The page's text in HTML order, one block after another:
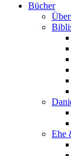
Bücher
Ehe